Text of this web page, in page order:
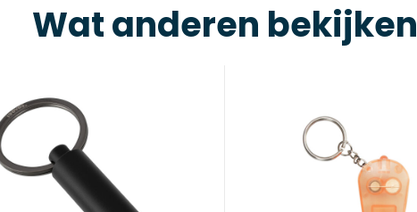
Wat anderen bekijken